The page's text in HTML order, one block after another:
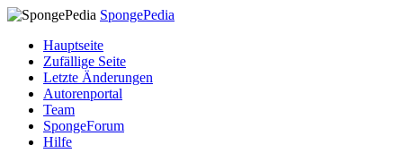
SpongePedia
Hauptseite
Zufällige Seite
Letzte Änderungen
Autorenportal
Team
SpongeForum
Hilfe